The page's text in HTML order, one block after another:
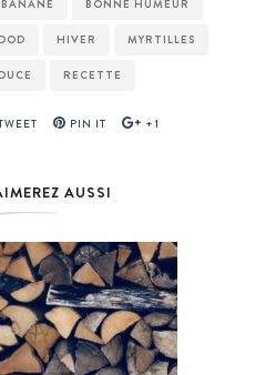
BANANE BONNE HUMEUR
HIVER MYRTILLES
RECETTE
PIN IT +1
AUSSI